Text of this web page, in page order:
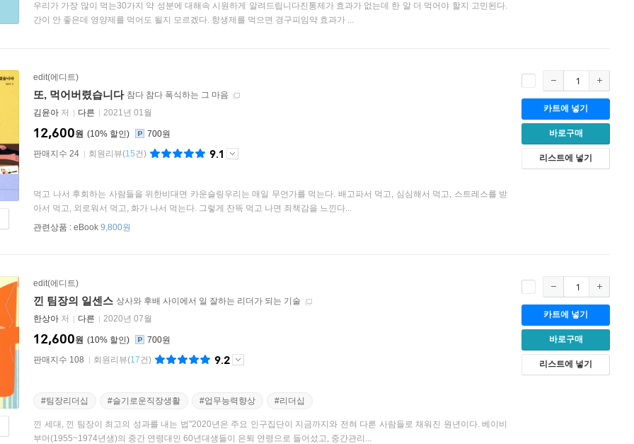
우리가 가장 많이 먹는30가지 약 성분에 대해속 시원하게 알려드립니다진통제가 효과가 없는데 한 알 더 먹어야 할지 고민된다.
간이 안 좋은데 영양제를 먹어도 될지 모르겠다. 항생제를 먹으면 경구피임약 효과가 ...
edit(에디트)
또, 먹어버렸습니다 참다 참다 폭식하는 그 마음
김윤아 저 다른 2021년 01월
10%
12,600원
700원
판매지수 24
회원리뷰(15건) 9.1
먹고 나서 후회하는 사람들을 위한비대면 카운슬링우리는 매일 무언가를 먹는다. 배고파서 먹고, 심심해서 먹고, 스트레스를 받
아서 먹고, 외로워서 먹고, 화가 나서 먹는다. 그렇게 잔뜩 먹고 나면 죄책감을 느낀다...
관련상품 : eBook 9,800원
카트에 넣기
바로구매
리스트에 넣기
edit(에디트)
낀 팀장의 일센스 상사와 후배 사이에서 일 잘하는 리더가 되는 기술
한상아 저 다른 2020년 07월
10%
12,600원
700원
판매지수 108
회원리뷰(17건) 9.2
#팀장리더십 #슬기로운직장생활 #업무능력향상 #리더십
낀 세대, 낀 팀장이 최고의 성과를 내는 법"2020년은 주요 인구집단이 지금까지와 전혀 다른 사람들로 채워진 원년이다. 베이비
부머(1955~1974년생)의 중간 연령대인 60년대생들이 은퇴 연령으로 들어섰고, 중간관리...
카트에 넣기
바로구매
리스트에 넣기